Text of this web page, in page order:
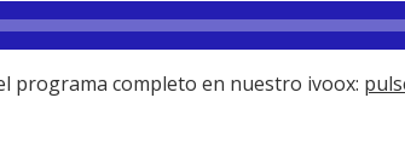
programa completo en nuestro ivoox: